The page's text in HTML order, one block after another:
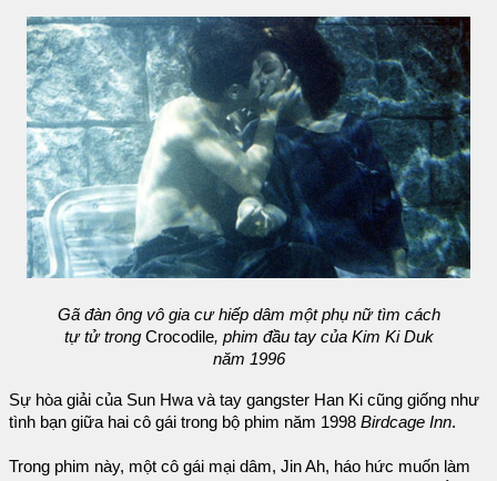
Gã đàn ông vô gia cư hiếp dâm một phụ nữ tìm cách
tự tử trongCrocodile, phim đầu tay của Kim Ki Duk
năm 1996
Sự hòa giải của Sun Hwa và tay gangster Han Ki cũng giống như
tình bạn giữa hai cô gái trong bộ phim năm 1998 Birdcage Inn.
Trong phim này, một cô gái mại dâm, Jin Ah, háo hức muốn làm